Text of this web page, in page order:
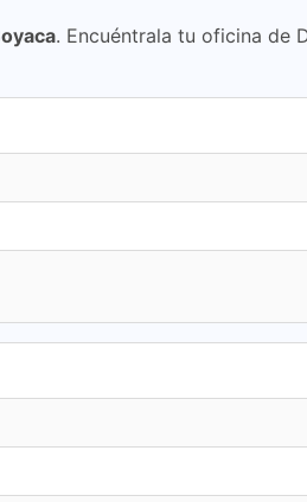
. Encuéntrala tu oficina de